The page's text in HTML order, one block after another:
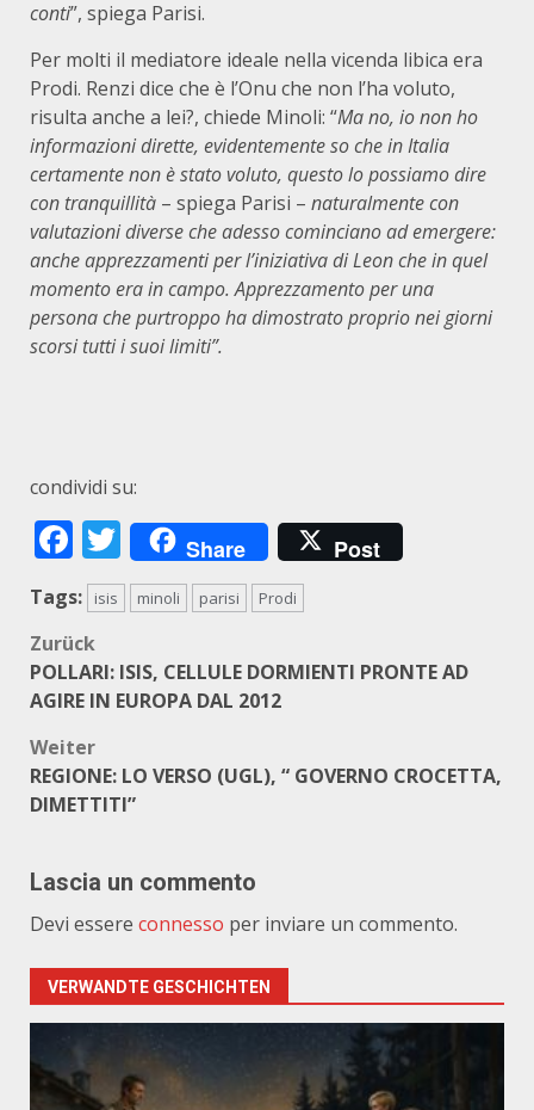
conti”, spiega Parisi.
Per molti il mediatore ideale nella vicenda libica era
Prodi. Renzi dice che è l’Onu che non l’ha voluto,
risulta anche a lei?, chiede Minoli: “Ma no, io non ho
informazioni dirette, evidentemente so che in Italia
certamente non è stato voluto, questo lo possiamo dire
con tranquillità – spiega Parisi – naturalmente con
valutazioni diverse che adesso cominciano ad emergere:
anche apprezzamenti per l’iniziativa di Leon che in quel
momento era in campo. Apprezzamento per una
persona che purtroppo ha dimostrato proprio nei giorni
scorsi tutti i suoi limiti”.
condividi su:
Facebook
Twitter
Share Post
Tags: isis minoli parisi Prodi
Beitragsnavigation
Zurück
POLLARI: ISIS, CELLULE DORMIENTI PRONTE AD
AGIRE IN EUROPA DAL 2012
Weiter
REGIONE: LO VERSO (UGL), “ GOVERNO CROCETTA,
DIMETTITI”
Lascia un commento
Devi essere connesso per inviare un commento.
VERWANDTE GESCHICHTEN